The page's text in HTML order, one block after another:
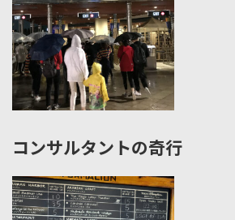
コンサルタントの奇行